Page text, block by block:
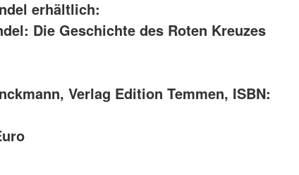
erhältlich:
Die Geschichte des Roten Kreuzes
Verlag Edition Temmen, ISBN: